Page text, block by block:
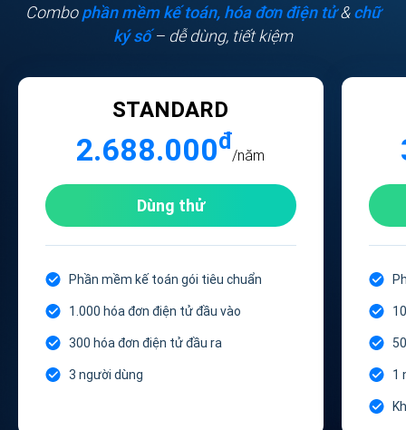
Combophần mềm kế toán, hóa đơn điện tử&chữ
ký số– dễ dùng, tiết kiệm
STANDARD
2.688.000đ/năm
Dùng thử
Phần mềm kế toán gói tiêu chuẩn
1.000 hóa đơn điện tử đầu vào
300 hóa đơn điện tử đầu ra
3 người dùng
1